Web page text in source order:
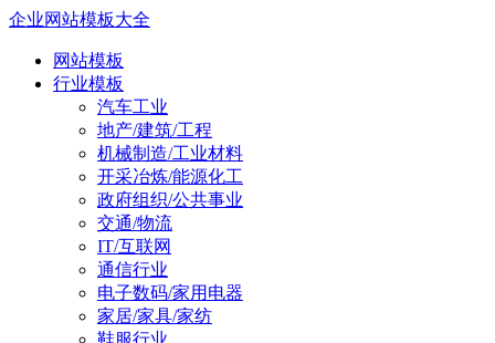
企业网站模板大全
网站模板
行业模板
汽车工业
地产/建筑/工程
机械制造/工业材料
开采冶炼/能源化工
政府组织/公共事业
交通/物流
IT/互联网
通信行业
电子数码/家用电器
家居/家具/家纺
鞋服行业